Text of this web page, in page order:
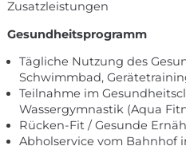
Zusatzleistungen
Gesundheitsprogramm
Tägliche Nutzung des
Schwimmbad,
Teilnahme im
Wassergymnastik (Aqua
Rücken-Fit / Gesunde
Abholservice vom Bahnhof